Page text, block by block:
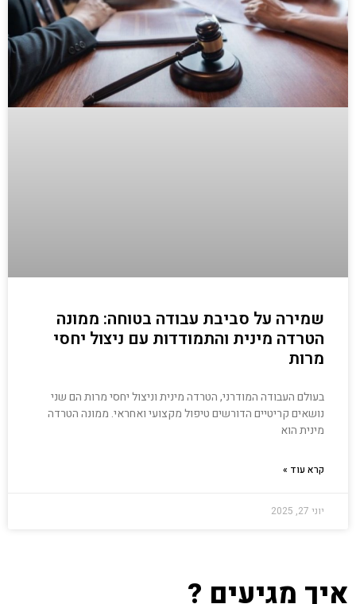
שמירה על סביבת עבודה בטוחה: ממונה
הטרדה מינית והתמודדות עם ניצול יחסי
מרות
בעולם העבודה המודרני, הטרדה מינית וניצול יחסי מרות הם שני
נושאים קריטיים הדורשים טיפול מקצועי ואחראי. ממונה הטרדה
מינית הוא
קרא עוד »
יוני 27, 2025
איך מגיעים ?